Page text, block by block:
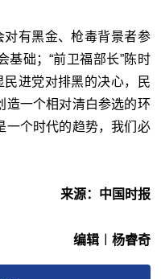
对有黑金、枪毒背景者参
基础；“前卫福部长”陈时
民进党对排黑的决心，民
造一个相对清白参选的环
一个时代的趋势，我们必
来源：中国时报
编辑︱杨睿奇